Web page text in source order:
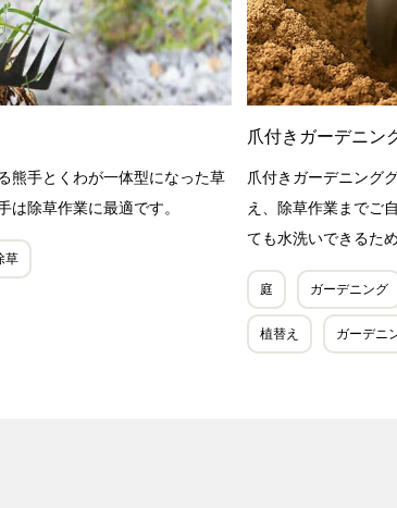
熊手とくわが一体型になった草
除草作業に最適です。
草
爪付きガーデニン
爪付きガーデニング
え、除草作業までご
ても水洗いできるた
庭 ガーデニング
植替え ガーデニ